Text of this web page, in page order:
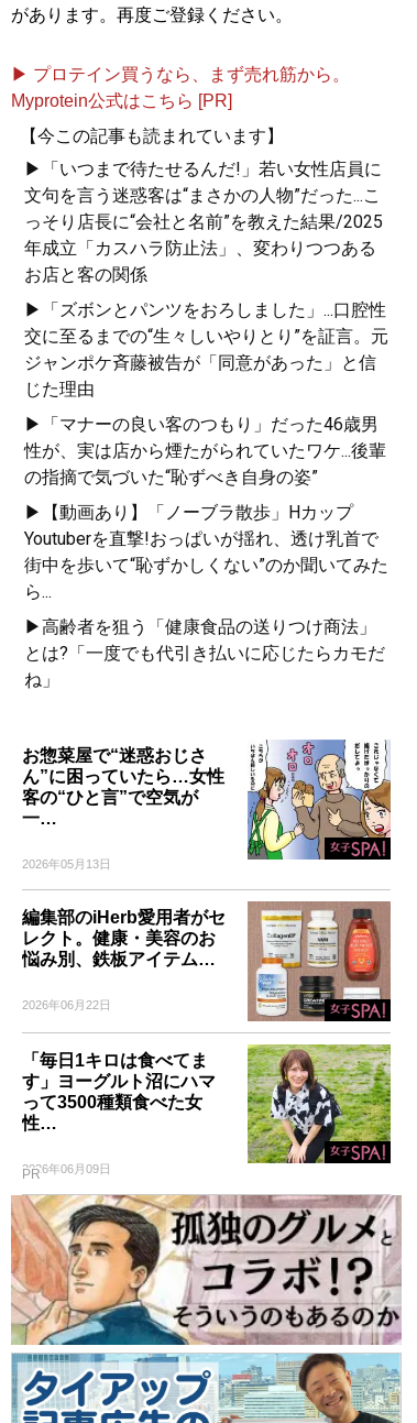
があります。再度ご登録ください。
▶ プロテイン買うなら、まず売れ筋から。
Myprotein公式はこちら [PR]
【今この記事も読まれています】
▶「いつまで待たせるんだ!」若い女性店員に
文句を言う迷惑客は“まさかの人物”だった...こ
っそり店長に“会社と名前”を教えた結果/2025
年成立「カスハラ防止法」、変わりつつある
お店と客の関係
▶「ズボンとパンツをおろしました」...口腔性
交に至るまでの“生々しいやりとり”を証言。元
ジャンポケ斉藤被告が「同意があった」と信
じた理由
▶「マナーの良い客のつもり」だった46歳男
性が、実は店から煙たがられていたワケ...後輩
の指摘で気づいた“恥ずべき自身の姿”
▶【動画あり】「ノーブラ散歩」Hカップ
Youtuberを直撃!おっぱいが揺れ、透け乳首で
街中を歩いて“恥ずかしくない”のか聞いてみた
ら...
▶高齢者を狙う「健康食品の送りつけ商法」
とは?「一度でも代引き払いに応じたらカモだ
ね」
お惣菜屋で“迷惑おじさ
ん”に困っていたら…女性
客の“ひと言”で空気が
一…
2026年05月13日
編集部のiHerb愛用者がセ
レクト。健康・美容のお
悩み別、鉄板アイテム…
2026年06月22日
「毎日1キロは食べてま
す」ヨーグルト沼にハマ
って3500種類食べた女
性…
2026年06月09日
PR